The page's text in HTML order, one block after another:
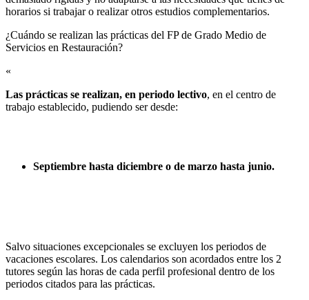
horarios si trabajar o realizar otros estudios complementarios.
¿Cuándo se realizan las prácticas del FP de Grado Medio de
Servicios en Restauración?​
«
Las prácticas se realizan, en periodo lectivo, en el centro de
trabajo establecido, pudiendo ser desde:
Septiembre hasta diciembre o de marzo hasta junio.
Salvo situaciones excepcionales se excluyen los periodos de
vacaciones escolares. Los calendarios son acordados entre los 2
tutores según las horas de cada perfil profesional dentro de los
periodos citados para las prácticas.